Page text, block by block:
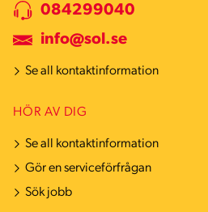
084299040
info@sol.se
Se all kontaktinformation
HÖR AV DIG
Se all kontaktinformation
Gör en serviceförfrågan
Sök jobb